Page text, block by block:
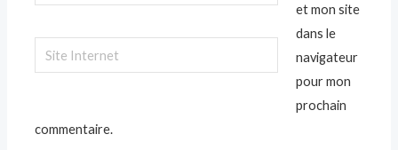
Site
Internet
et mon site
dans le
navigateur
pour mon
prochain
commentaire.